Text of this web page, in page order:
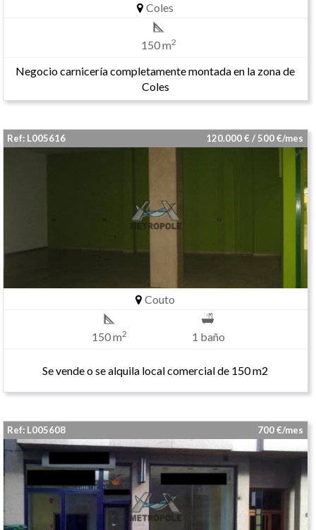
Coles
150 m2
Negocio carnicería completamente montada en la zona de
Coles
Ref: L005616 120.000 € / 500 €/mes
Couto
150 m2 1 baño
Se vende o se alquila local comercial de 150 m2
Ref: L005608 700 €/mes